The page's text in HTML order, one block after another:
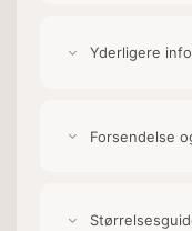
Yderligere
Forsendelse